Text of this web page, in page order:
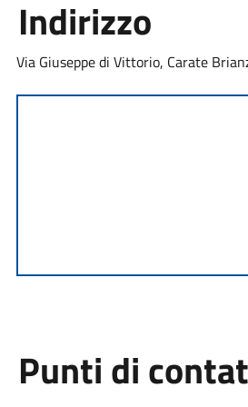
Indirizzo
Via Giuseppe di Vittorio, Carate
Punti di